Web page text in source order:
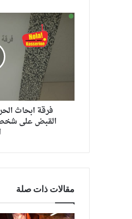
فرقة ابحاث
القبض على
مقالات ذات صلة